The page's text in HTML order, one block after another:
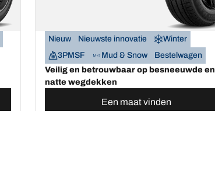
Nieuw Nieuwste innovatie
Winter
3PMSF
Mud & Snow
Bestelwagen
Veilig en betrouwbaar op besneeuwde en
natte wegdekken
Een maat vinden